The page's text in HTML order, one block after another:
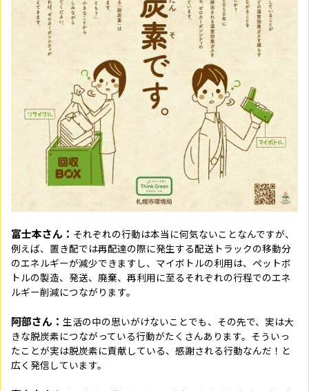
富士本さん： それぞれの行動は本当に何気ないことなんですが、
例えば、置き配では再配達の際に発生する配送トラックの移動分
のエネルギーが減少できますし、マイボトルの利用は、ペットボ
トルの製造、発送、廃棄、再利用に至るそれぞれの行程でのエネ
ルギー削減につながります。
阿部さん： 生活の中の思いがけないことでも、その先で、実は大
きな脱炭素につながっている行動がたくさんあります。そういっ
たことが実は脱炭素に貢献している、感謝される行動なんだ！と
広く発信しています。